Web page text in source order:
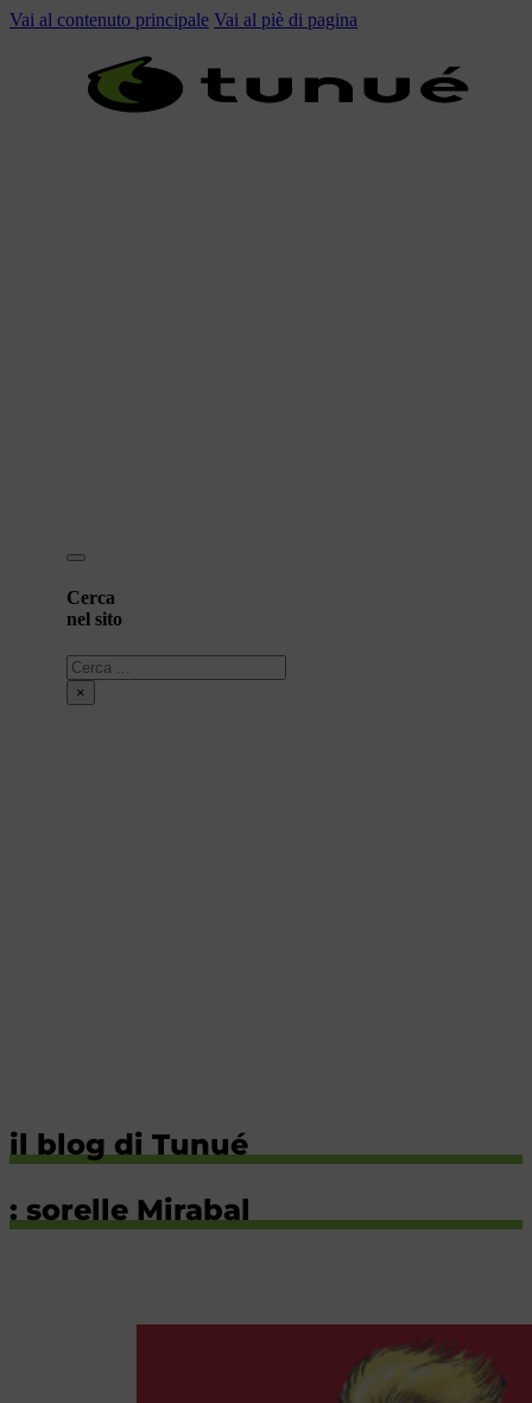
Vai al contenuto principale Vai al piè di pagina
Cerca
nel sito
Cerca
×
il blog di Tunué
: sorelle Mirabal